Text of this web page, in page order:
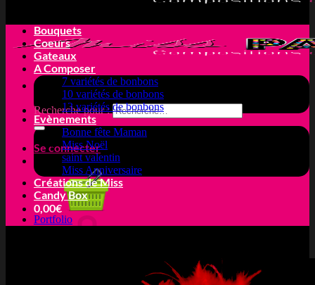
Recherche pour :
Se connecter
0,00€
Bouquets
Coeurs
Gateaux
A Composer
7 variétés de bonbons
10 variétés de bonbons
13 variétés de bonbons
Evènements
Bonne fête Maman
Miss Noël
saint valentin
Miss Anniversaire
Créations de Miss
Candy Box
Portfolio